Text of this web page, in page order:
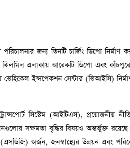
জন্য তিনটি চার্জিং ডিপো নির্মাণ
এলাকায় আরেকটি ডিপো এবং
ইন্সপেকশন সেন্টার (ভিআইসি)
সিস্টেম (আইটিএস), প্রয়োজনীয়
সক্ষমতা বৃদ্ধির বিষয়ও অন্তর্ভুক্ত
অর্জন, জনস্বাস্থ্যের উন্নয়ন এবং